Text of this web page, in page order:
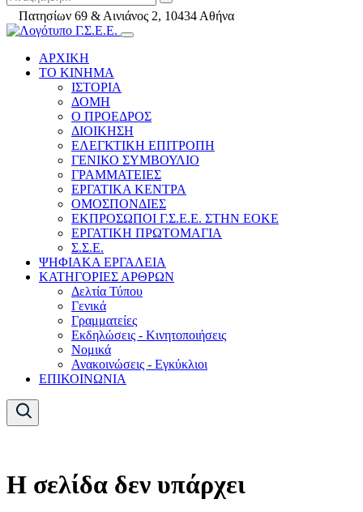
Πατησίων 69 & Αινιάνος 2, 10434 Αθήνα
ΑΡΧΙΚΗ
ΤΟ ΚΙΝΗΜΑ
ΙΣΤΟΡΙΑ
ΔΟΜΗ
Ο ΠΡΟΕΔΡΟΣ
ΔΙΟΙΚΗΣΗ
ΕΛΕΓΚΤΙΚΗ ΕΠΙΤΡΟΠΗ
ΓΕΝΙΚΟ ΣΥΜΒΟΥΛΙΟ
ΓΡΑΜΜΑΤΕΙΕΣ
ΕΡΓΑΤΙΚΑ ΚΕΝΤΡΑ
ΟΜΟΣΠΟΝΔΙΕΣ
ΕΚΠΡΟΣΩΠΟΙ Γ.Σ.Ε.Ε. ΣΤΗΝ ΕΟΚΕ
ΕΡΓΑΤΙΚΗ ΠΡΩΤΟΜΑΓΙΑ
Σ.Σ.Ε.
ΨΗΦΙΑΚΑ ΕΡΓΑΛΕΙΑ
ΚΑΤΗΓΟΡΙΕΣ ΑΡΘΡΩΝ
Δελτία Τύπου
Γενικά
Γραμματείες
Εκδηλώσεις - Κινητοποιήσεις
Νομικά
Ανακοινώσεις - Εγκύκλιοι
ΕΠΙΚΟΙΝΩΝΙΑ
Η σελίδα δεν υπάρχει